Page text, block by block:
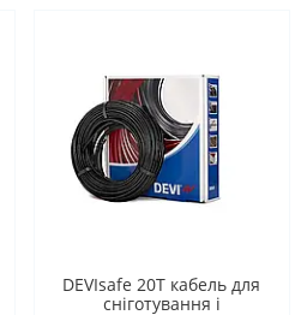
DEVIsafe 20T кабель для
сніготування і